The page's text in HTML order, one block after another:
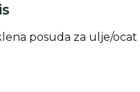
posuda za ulje/ocat